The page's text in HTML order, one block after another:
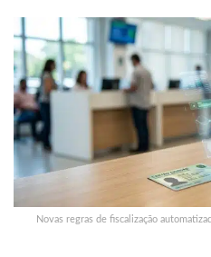
Novas regras de fiscalização